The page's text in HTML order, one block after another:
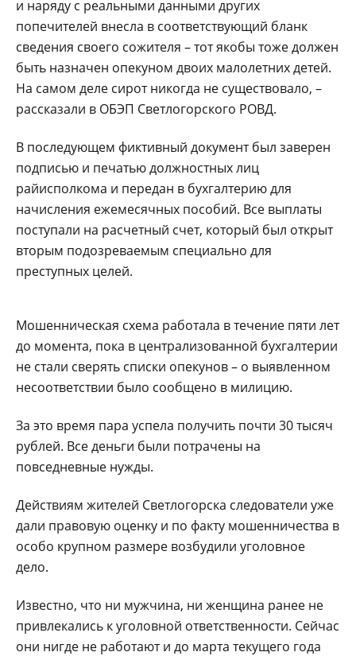
и наряду с реальными данными других
попечителей внесла в соответствующий бланк
сведения своего сожителя – тот якобы тоже должен
быть назначен опекуном двоих малолетних детей.
На самом деле сирот никогда не существовало, –
рассказали в ОБЭП Светлогорского РОВД.
В последующем фиктивный документ был заверен
подписью и печатью должностных лиц
райисполкома и передан в бухгалтерию для
начисления ежемесячных пособий. Все выплаты
поступали на расчетный счет, который был открыт
вторым подозреваемым специально для
преступных целей.
Мошенническая схема работала в течение пяти лет
до момента, пока в централизованной бухгалтерии
не стали сверять списки опекунов – о выявленном
несоответствии было сообщено в милицию.
За это время пара успела получить почти 30 тысяч
рублей. Все деньги были потрачены на
повседневные нужды.
Действиям жителей Светлогорска следователи уже
дали правовую оценку и по факту мошенничества в
особо крупном размере возбудили уголовное
дело.
Известно, что ни мужчина, ни женщина ранее не
привлекались к уголовной ответственности. Сейчас
они нигде не работают и до марта текущего года